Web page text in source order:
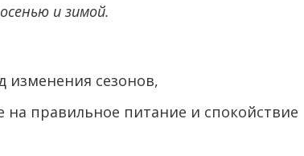
и зимой.
изменения сезонов,
правильное питание и спокойствие